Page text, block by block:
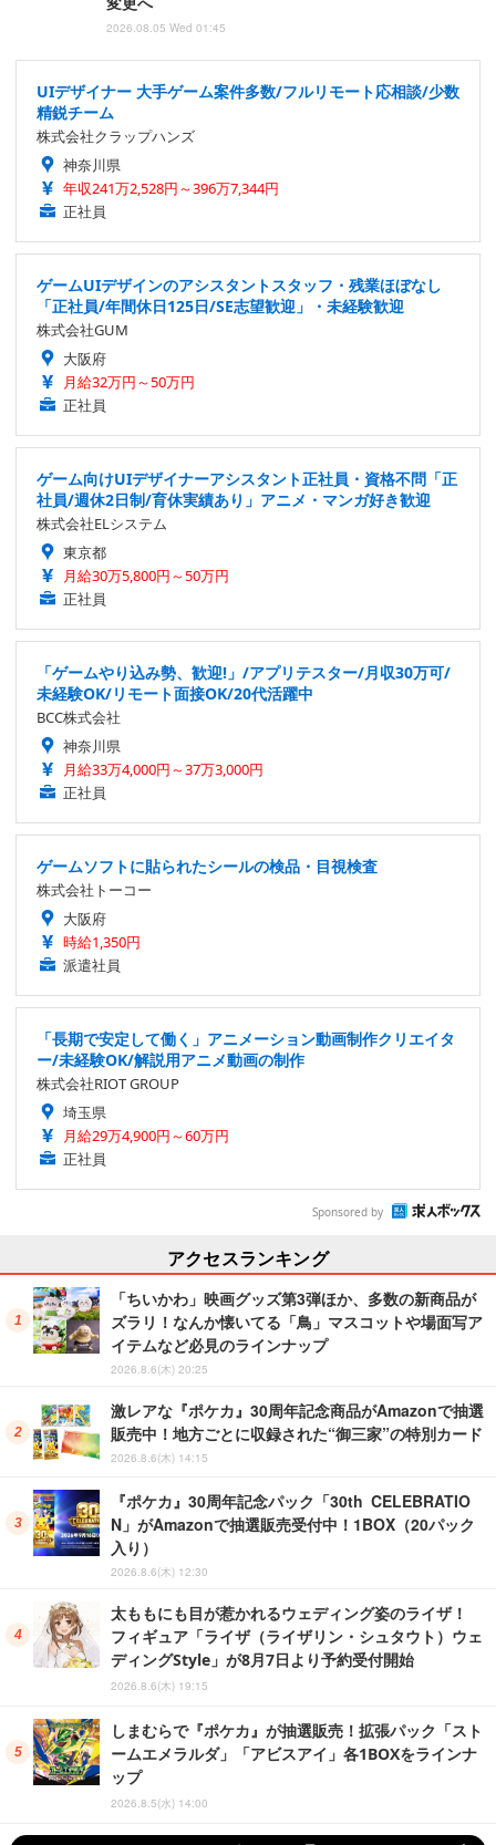
2026.08.05 Wed 01:45
UIデザイナー 大手ゲーム案件多数/フルリモート応相談/少数
精鋭チーム
株式会社クラップハンズ
神奈川県
年収241万2,528円～396万7,344円
正社員
ゲームUIデザインのアシスタントスタッフ・残業ほぼなし
「正社員/年間休日125日/SE志望歓迎」・未経験歓迎
株式会社GUM
大阪府
月給32万円～50万円
正社員
ゲーム向けUIデザイナーアシスタント正社員・資格不問「正
社員/週休2日制/育休実績あり」アニメ・マンガ好き歓迎
株式会社ELシステム
東京都
月給30万5,800円～50万円
正社員
「ゲームやり込み勢、歓迎!」/アプリテスター/月収30万可/
未経験OK/リモート面接OK/20代活躍中
BCC株式会社
神奈川県
月給33万4,000円～37万3,000円
正社員
ゲームソフトに貼られたシールの検品・目視検査
株式会社トーコー
大阪府
時給1,350円
派遣社員
「長期で安定して働く」アニメーション動画制作クリエイタ
ー/未経験OK/解説用アニメ動画の制作
株式会社RIOT GROUP
埼玉県
月給29万4,900円～60万円
正社員
Sponsored by
アクセスランキング
「ちいかわ」映画グッズ第3弾ほか、多数の新商品が
ズラリ！なんか懐いてる「鳥」マスコットや場面写ア
イテムなど必見のラインナップ
2026.8.6(木) 20:25
激レアな『ポケカ』30周年記念商品がAmazonで抽選
販売中！地方ごとに収録された“御三家”の特別カード
2026.8.6(木) 14:15
『ポケカ』30周年記念パック「30th CELEBRATIO
N」がAmazonで抽選販売受付中！1BOX（20パック
入り）
2026.8.6(木) 12:30
太ももにも目が惹かれるウェディング姿のライザ！
フィギュア「ライザ（ライザリン・シュタウト）ウェ
ディングStyle」が8月7日より予約受付開始
2026.8.6(木) 19:15
しまむらで『ポケカ』が抽選販売！拡張パック「スト
ームエメラルダ」「アビスアイ」各1BOXをラインナ
ップ
2026.8.5(水) 14:00